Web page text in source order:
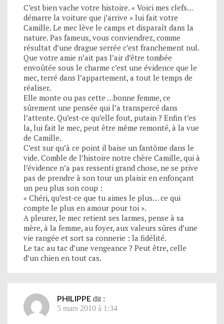
C’est bien vache votre histoire. « Voici mes clefs…
démarre la voiture que j’arrive » lui fait votre
Camille. Le mec lève le camps et disparaît dans la
nature. Pas fameux, vous conviendrez, comme
résultat d’une drague serrée c’est franchement nul.
Que votre amie n’ait pas l’air d’être tombée
envoûtée sous le charme c’est une évidence que le
mec, terré dans l’appartement, a tout le temps de
réaliser.
Elle monte ou pas cette …bonne femme, ce
sûrement une pensée qui l’a transpercé dans
l’attente. Qu’est-ce qu’elle fout, putain ? Enfin t’es
la, lui fait le mec, peut être même remonté, à la vue
de Camille.
C’est sur qu’à ce point il baise un fantôme dans le
vide. Comble de l’histoire notre chère Camille, qui à
l’évidence n’a pas ressenti grand chose, ne se prive
pas de prendre à son tour un plaisir en enfonçant
un peu plus son coup :
« Chéri, qu’est-ce que tu aimes le plus… ce qui
compte le plus en amour pour toi ».
A pleurer, le mec retient ses larmes, pense à sa
mère, à la femme, au foyer, aux valeurs sûres d’une
vie rangée et sort sa connerie : la fidélité.
Le tac au tac d’une vengeance ? Peut être, celle
d’un chien en tout cas.
PHILIPPE dit :
5 mars 2010 à 1:34